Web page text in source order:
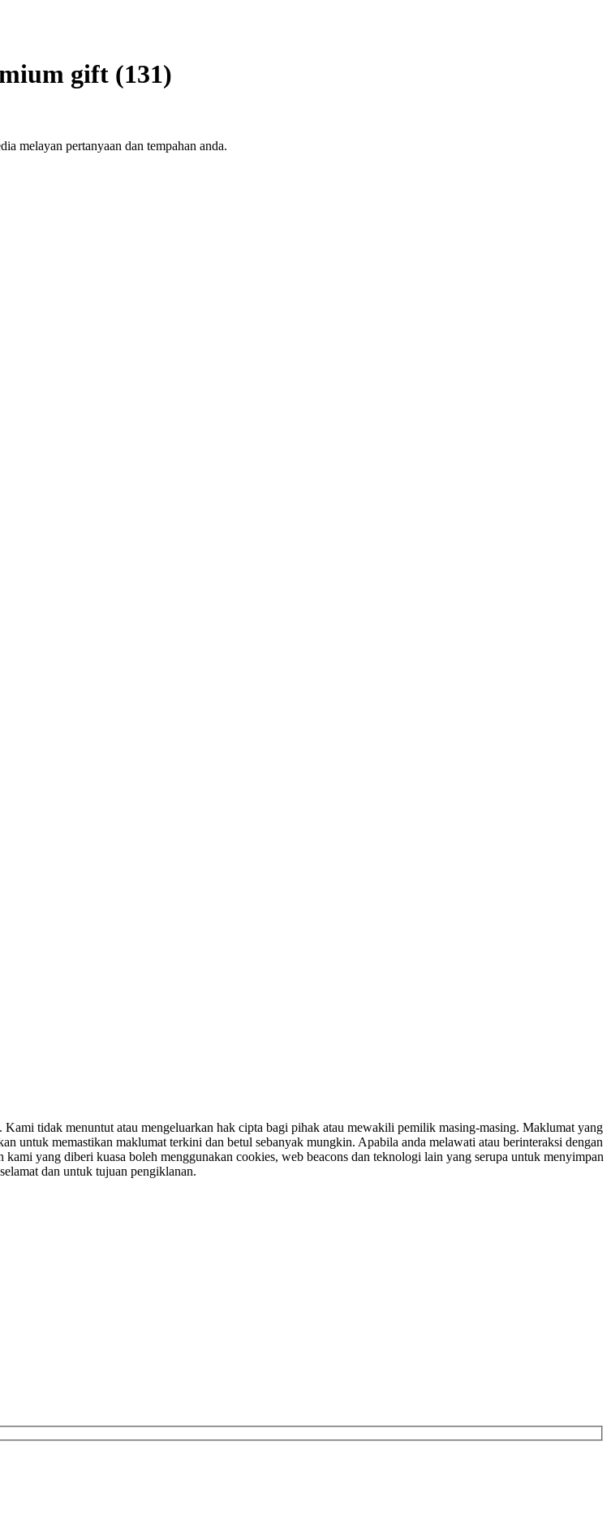
gift (131)
melayan pertanyaan dan tempahan anda.
tidak menuntut atau mengeluarkan hak cipta bagi pihak atau mewakili pemilik masing-masing. Maklumat yang
untuk memastikan maklumat terkini dan betul sebanyak mungkin. Apabila anda melawati atau berinteraksi dengan
yang diberi kuasa boleh menggunakan cookies, web beacons dan teknologi lain yang serupa untuk menyimpan
dan untuk tujuan pengiklanan.